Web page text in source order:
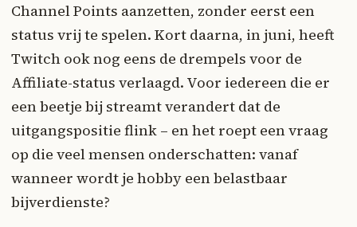
Channel Points aanzetten, zonder eerst een
status vrij te spelen. Kort daarna, in juni, heeft
Twitch ook nog eens de drempels voor de
Affiliate-status verlaagd. Voor iedereen die er
een beetje bij streamt verandert dat de
uitgangspositie flink – en het roept een vraag
op die veel mensen onderschatten: vanaf
wanneer wordt je hobby een belastbaar
bijverdienste?